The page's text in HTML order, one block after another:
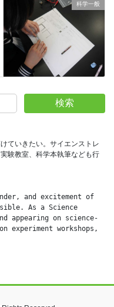
科学一般
検索
ていきたい。サイエンストレ
験教室、科学本執筆なども行
and excitement of
As a Science
appearing on science-
experiment workshops,